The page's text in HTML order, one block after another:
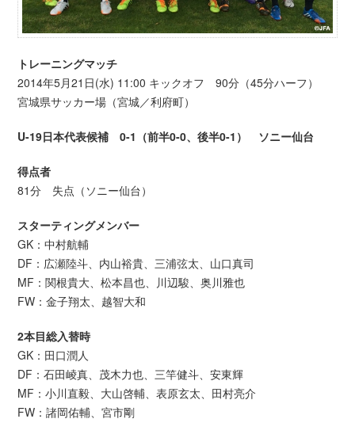
トレーニングマッチ
2014年5月21日(水) 11:00 キックオフ 90分（45分ハーフ）
宮城県サッカー場（宮城／利府町）
U-19日本代表候補 0-1（前半0-0、後半0-1） ソニー仙台
得点者
81分 失点（ソニー仙台）
スターティングメンバー
GK：中村航輔
DF：広瀬陸斗、内山裕貴、三浦弦太、山口真司
MF：関根貴大、松本昌也、川辺駿、奥川雅也
FW：金子翔太、越智大和
2本目総入替時
GK：田口潤人
DF：石田崚真、茂木力也、三竿健斗、安東輝
MF：小川直毅、大山啓輔、表原玄太、田村亮介
FW：諸岡佑輔、宮市剛